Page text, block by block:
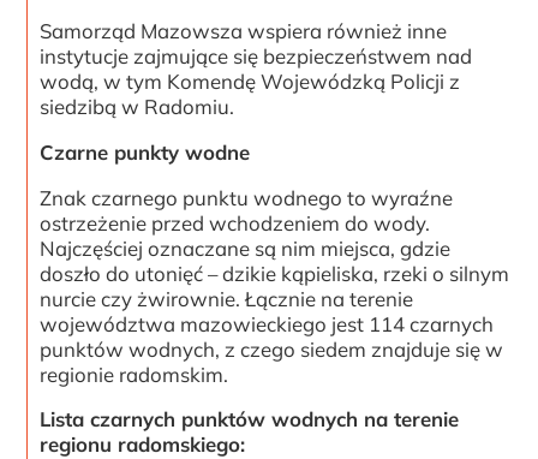
Samorząd Mazowsza wspiera również inne
instytucje zajmujące się bezpieczeństwem nad
wodą, w tym Komendę Wojewódzką Policji z
siedzibą w Radomiu.
Czarne punkty wodne
Znak czarnego punktu wodnego to wyraźne
ostrzeżenie przed wchodzeniem do wody.
Najczęściej oznaczane są nim miejsca, gdzie
doszło do utonięć – dzikie kąpieliska, rzeki o silnym
nurcie czy żwirownie. Łącznie na terenie
województwa mazowieckiego jest 114 czarnych
punktów wodnych, z czego siedem znajduje się w
regionie radomskim.
Lista czarnych punktów wodnych na terenie
regionu radomskiego: